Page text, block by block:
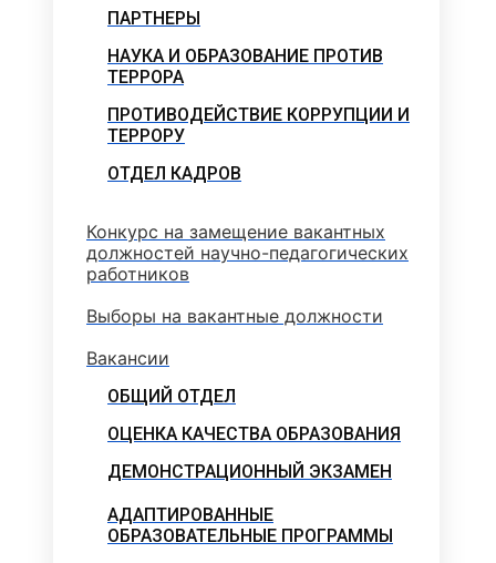
ПАРТНЕРЫ
НАУКА И ОБРАЗОВАНИЕ ПРОТИВ
ТЕРРОРА
ПРОТИВОДЕЙСТВИЕ КОРРУПЦИИ И
ТЕРРОРУ
ОТДЕЛ КАДРОВ
Конкурс на замещение вакантных
должностей научно-педагогических
работников
Выборы на вакантные должности
Вакансии
ОБЩИЙ ОТДЕЛ
ОЦЕНКА КАЧЕСТВА ОБРАЗОВАНИЯ
ДЕМОНСТРАЦИОННЫЙ ЭКЗАМЕН
АДАПТИРОВАННЫЕ
ОБРАЗОВАТЕЛЬНЫЕ ПРОГРАММЫ